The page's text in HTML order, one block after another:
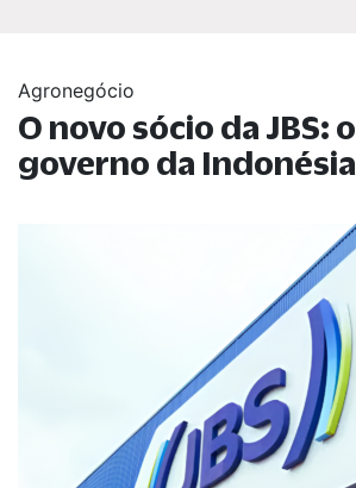
Agronegócio
O novo sócio da JBS: o
governo da Indonésia